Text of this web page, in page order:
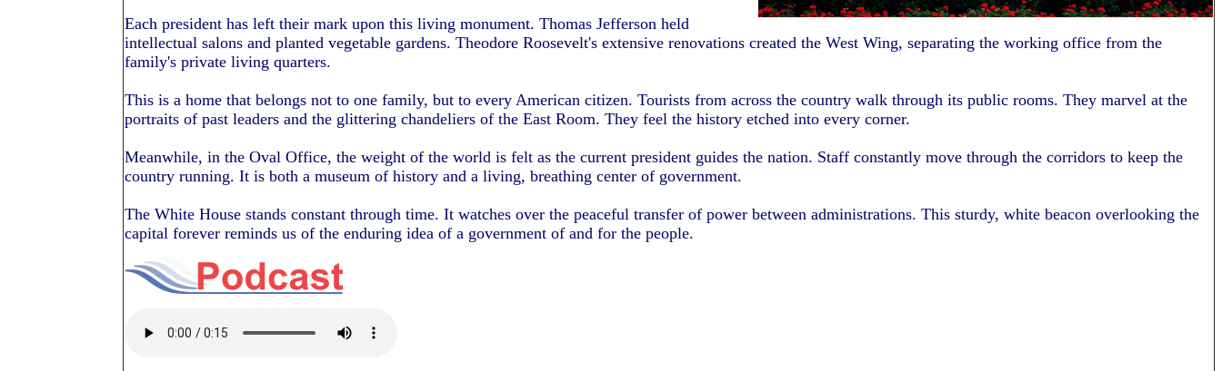
Each president has left their mark upon this living monument. Thomas Jefferson held
intellectual salons and planted vegetable gardens. Theodore Roosevelt's extensive renovations created the West Wing, separating the working office from the
family's private living quarters.
This is a home that belongs not to one family, but to every American citizen. Tourists from across the country walk through its public rooms. They marvel at the
portraits of past leaders and the glittering chandeliers of the East Room. They feel the history etched into every corner.
Meanwhile, in the Oval Office, the weight of the world is felt as the current president guides the nation. Staff constantly move through the corridors to keep the
country running. It is both a museum of history and a living, breathing center of government.
The White House stands constant through time. It watches over the peaceful transfer of power between administrations. This sturdy, white beacon overlooking the
capital forever reminds us of the enduring idea of a government of and for the people.